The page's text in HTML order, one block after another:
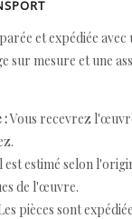
et expédiée
sur mesure et une
:Vous recevrez
est estimé selon
de l'œuvre.
pièces sont